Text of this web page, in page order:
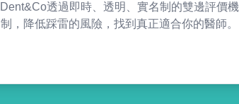
Dent&Co透過即時、透明、實名制的雙邊評價機
制，降低踩雷的風險，找到真正適合你的醫師。